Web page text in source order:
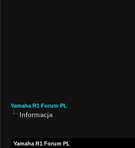
Yamaha R1 Forum PL
Informacja
Yamaha R1 Forum PL